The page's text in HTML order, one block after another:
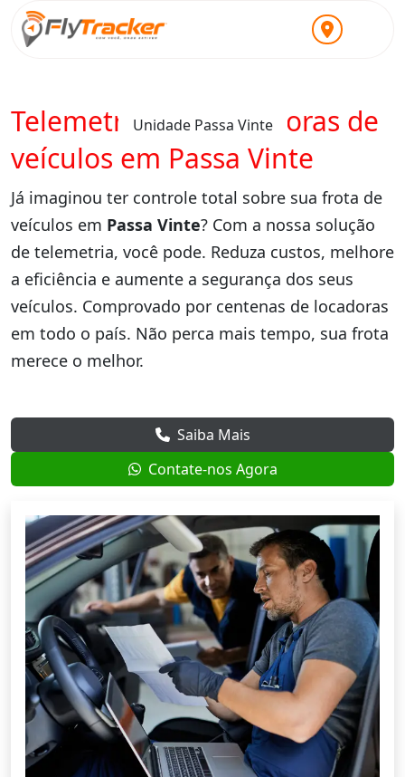
Unidade Passa Vinte
Telemetria para locadoras de
veículos em Passa Vinte
Já imaginou ter controle total sobre sua frota de
veículos em Passa Vinte? Com a nossa solução
de telemetria, você pode. Reduza custos, melhore
a eficiência e aumente a segurança dos seus
veículos. Comprovado por centenas de locadoras
em todo o país. Não perca mais tempo, sua frota
merece o melhor.
Saiba Mais
Contate-nos Agora